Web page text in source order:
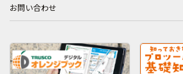
お問い合わせ